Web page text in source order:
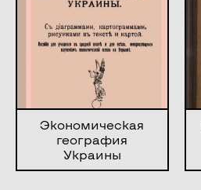
Экономическая
география
Украины